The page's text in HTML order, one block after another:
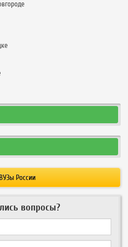
ВУЗы России
вопросы?